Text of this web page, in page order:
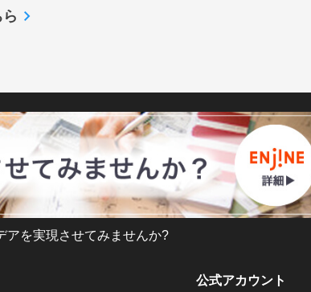
アを実現させてみませんか?
公式アカウント